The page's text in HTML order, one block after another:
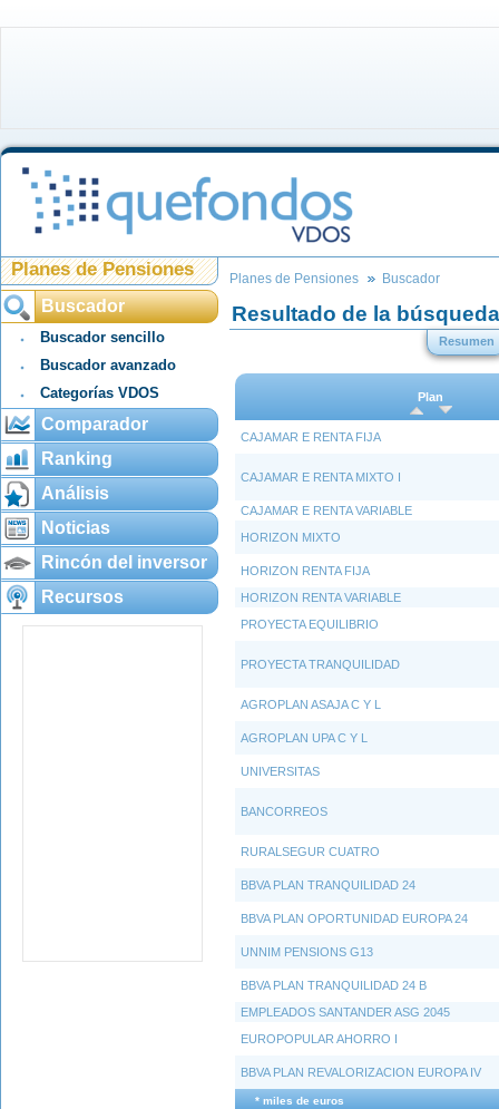
Planes de Pensiones
Buscador
Buscador sencillo
Buscador avanzado
Categorías VDOS
Comparador
Ranking
Análisis
Noticias
Rincón del inversor
Recursos
Planes de Pensiones Buscador
Resultado de la búsqueda
Resumen
Plan
* miles de euros
CAJAMAR E RENTA FIJA
CAJAMAR E RENTA MIXTO I
CAJAMAR E RENTA VARIABLE
HORIZON MIXTO
HORIZON RENTA FIJA
HORIZON RENTA VARIABLE
PROYECTA EQUILIBRIO
PROYECTA TRANQUILIDAD
AGROPLAN ASAJA C Y L
AGROPLAN UPA C Y L
UNIVERSITAS
BANCORREOS
RURALSEGUR CUATRO
BBVA PLAN TRANQUILIDAD 24
BBVA PLAN OPORTUNIDAD EUROPA 24
UNNIM PENSIONS G13
BBVA PLAN TRANQUILIDAD 24 B
EMPLEADOS SANTANDER ASG 2045
EUROPOPULAR AHORRO I
BBVA PLAN REVALORIZACION EUROPA IV